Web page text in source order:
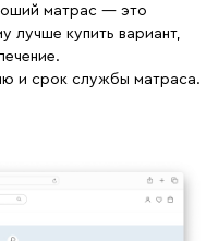
матрас — это
лучше купить вариант,
и срок службы матраса.